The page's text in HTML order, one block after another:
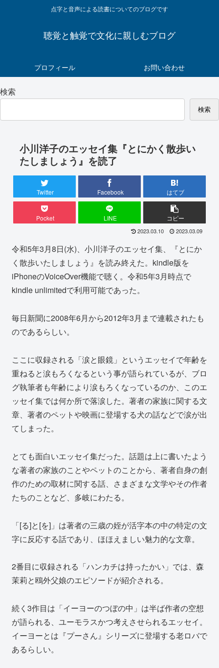
点字と音声による読書についてのブログです
聴覚と触覚で文化に親しむブログ
プロフィール お問い合わせ
検索
検索
小川洋子のエッセイ集『とにかく散歩い
たしましょう』を読了
Twitter Facebook はてブ
Pocket LINE コピー
2023.03.10 2023.03.09
令和5年3月8日(水)、小川洋子のエッセイ集、『とにか
く散歩いたしましょう』を読み終えた。kindle版を
iPhoneのVoiceOver機能で聴く。令和5年3月時点で
kindle unlimitedで利用可能であった。
毎日新聞に2008年6月から2012年3月まで連載されたも
のであるらしい。
ここに収録される「涙と眼鏡」というエッセイで年齢を
重ねると涙もろくなるという事が語られているが、ブロ
グ執筆者も年齢により涙もろくなっているのか、このエ
ッセイ集では何か所で落涙した。著者の家族に関する文
章、著者のペットや映画に登場する犬の話などで涙が出
てしまった。
とても面白いエッセイ集だった。話題は上に書いたよう
な著者の家族のことやペットのことから、著者自身の創
作のための取材に関する話、さまざまな文学やその作者
たちのことなど、多岐にわたる。
「[る]と[を]」は著者の三歳の姪が活字本の中の特定の文
字に反応する話であり、ほほえましい魅力的な文章。
2番目に収録される「ハンカチは持ったかい」では、森
茉莉と鴎外父娘のエピソードが紹介される。
続く3作目は「イーヨーのつぼの中」は半ば作者の空想
が語られる、ユーモラスかつ考えさせられるエッセイ。
イーヨーとは『プーさん』シリーズに登場する老ロバで
あるらしい。